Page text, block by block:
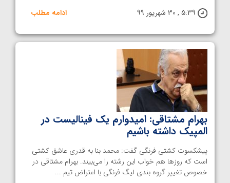
5:39 , 30 شهریور 99
ادامه مطلب
بهرام مشتاقی: امیدوارم یک فینالیست در
المپیک داشته باشیم
پیشکسوت کشتی فرنگی گفت: محمد بنا به قدری عاشق کشتی
است که روزها هم خواب این رشته را می‌بیند. بهرام مشتاقی در
خصوص تغییر گروه بندی لیگ فرنگی با اعتراض تیم ...